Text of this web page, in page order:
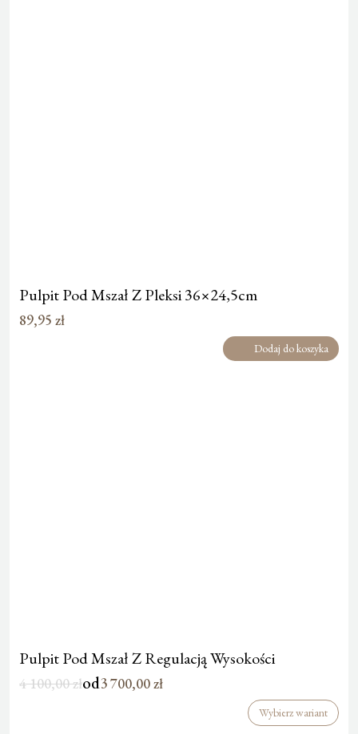
Pulpit Pod Mszał Z Pleksi 36×24,5cm
89,95 zł
Dodaj do koszyka
Pulpit Pod Mszał Z Regulacją Wysokości
4 100,00złod3 700,00zł
Wybierz wariant